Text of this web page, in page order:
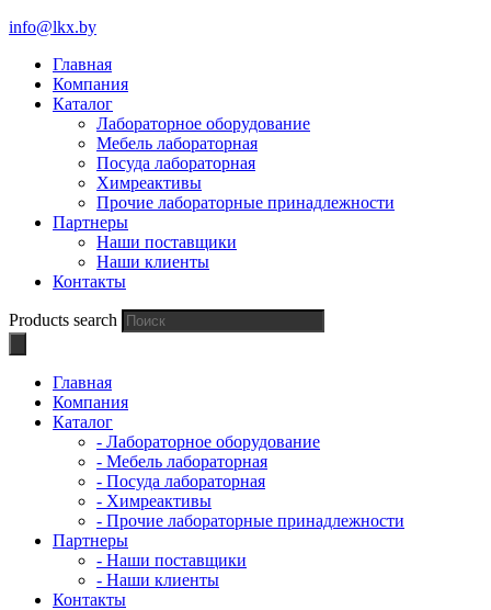
info@lkx.by
Главная
Компания
Каталог
Лабораторное оборудование
Мебель лабораторная
Посуда лабораторная
Химреактивы
Прочие лабораторные принадлежности
Партнеры
Наши поставщики
Наши клиенты
Контакты
Products search
Главная
Компания
Каталог
- Лабораторное оборудование
- Мебель лабораторная
- Посуда лабораторная
- Химреактивы
- Прочие лабораторные принадлежности
Партнеры
- Наши поставщики
- Наши клиенты
Контакты